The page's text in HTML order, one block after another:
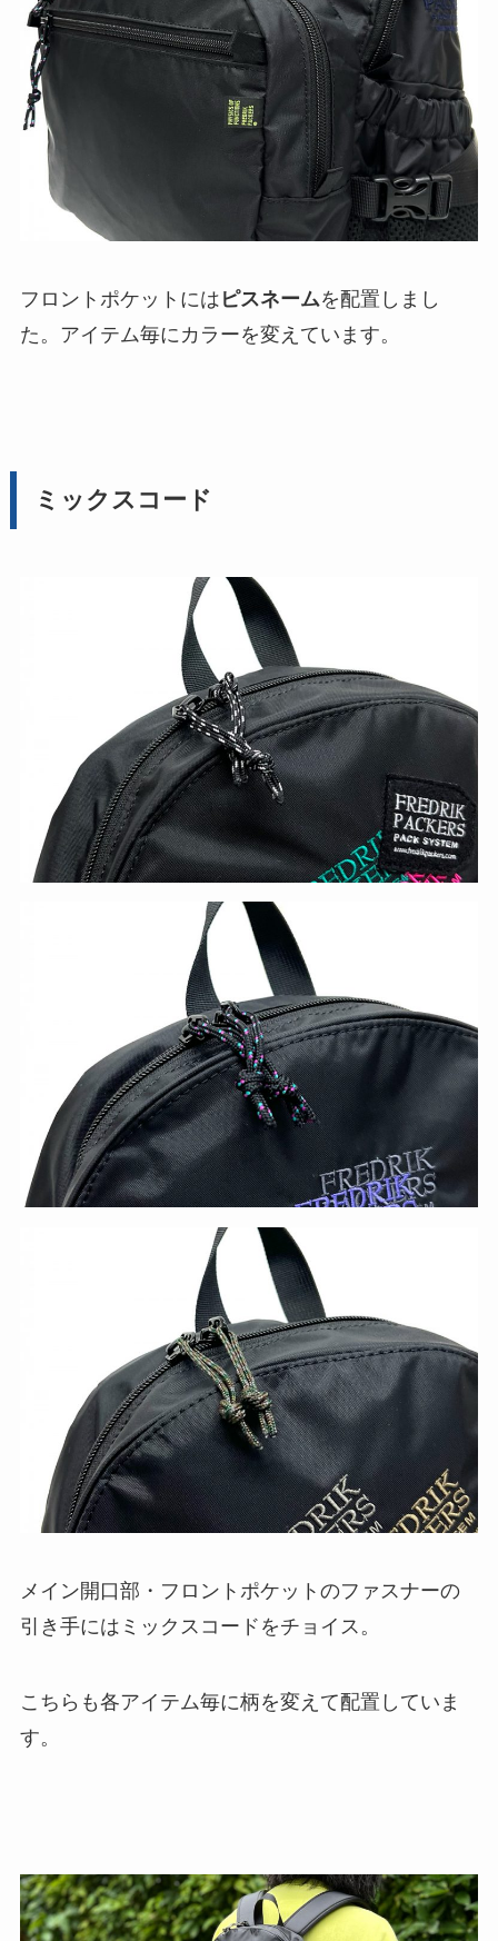
フロントポケットには ピスネームを配置しまし
た。アイテム毎にカラーを変えています。
ミックスコード
メイン開口部・フロントポケットのファスナーの
引き手にはミックスコードをチョイス。
こちらも各アイテム毎に柄を変えて配置していま
す。